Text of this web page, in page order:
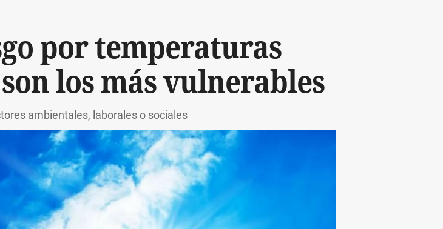
por temperaturas
los más vulnerables
ambientales, laborales o sociales